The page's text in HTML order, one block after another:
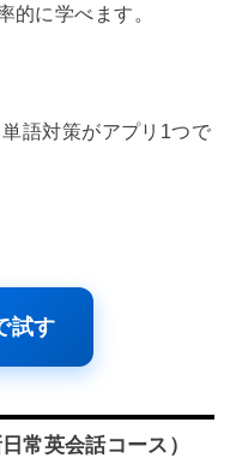
的に学べます。
語対策がアプリ1つで
試す
常英会話コース）